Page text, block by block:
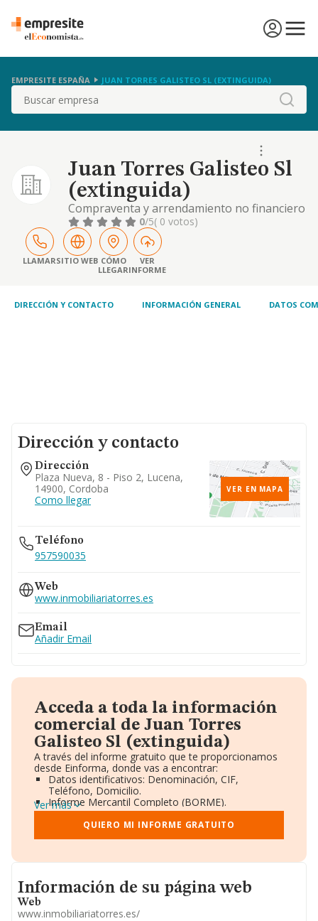
EMPRESITE ESPAÑA JUAN TORRES GALISTEO SL (EXTINGUIDA)
Buscar
Juan Torres Galisteo Sl
(extinguida)
Compraventa y arrendamiento no financiero
de fincas urbanas y rusticas, intermediacion
entres las partes en operaciones de esta
naturaleza promocion, construccion y venta
de inmuebles prestacion de servicios de
asesorami
0/5( 0 votos)
LLAMARSITIO WEB CÓMO
LLEGAR
VER
INFORME
DIRECCIÓN Y CONTACTO INFORMACIÓN GENERAL DATOS
Dirección y contacto
Dirección
Plaza Nueva, 8 - Piso 2, Lucena,
14900, Cordoba
Como llegar
VER EN MAPA
Teléfono
957590035
Web
www.inmobiliariatorres.es
Email
Añadir Email
Acceda a toda la información
comercial de Juan Torres
Galisteo Sl (extinguida)
A través del informe gratuito que te proporcionamos
desde Einforma, donde vas a encontrar:
Datos identificativos: Denominación, CIF,
Teléfono, Domicilio.
Informe Mercantil Completo (BORME).
Gráficos de Evolución Ventas y Empleados.
Consejo de Administración y Administradores.
Directivos y Ejecutivos.
Información oficial y registral complementaria.
Ver más
QUIERO MI INFORME GRATUITO
Informacion de su página web
Información de su página web
Web
www.inmobiliariatorres.es/